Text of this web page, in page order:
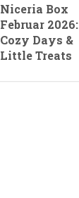
Niceria Box
Februar 2026:
Cozy Days &
Little Treats